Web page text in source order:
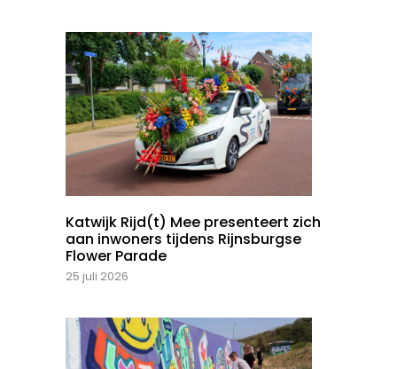
Katwijk Rijd(t) Mee presenteert zich
aan inwoners tijdens Rijnsburgse
Flower Parade
25 juli 2026